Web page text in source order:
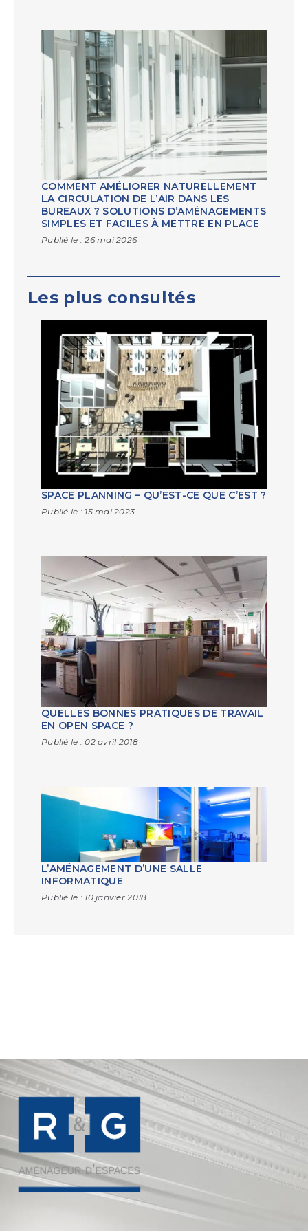
COMMENT AMÉLIORER NATURELLEMENT
LA CIRCULATION DE L’AIR DANS LES
BUREAUX ? SOLUTIONS D’AMÉNAGEMENTS
SIMPLES ET FACILES À METTRE EN PLACE
Publié le : 26 mai 2026
Les plus consultés
SPACE PLANNING – QU’EST-CE QUE C’EST ?
Publié le : 15 mai 2023
QUELLES BONNES PRATIQUES DE TRAVAIL
EN OPEN SPACE ?
Publié le : 02 avril 2018
L’AMÉNAGEMENT D’UNE SALLE
INFORMATIQUE
Publié le : 10 janvier 2018